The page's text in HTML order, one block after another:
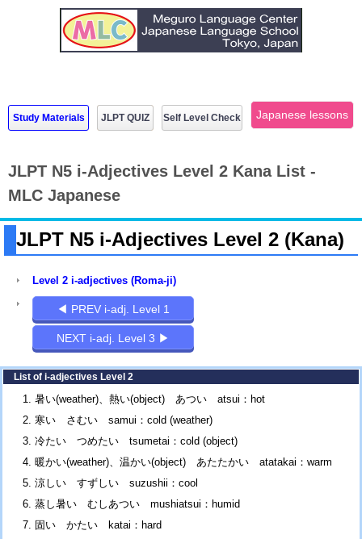
Study Materials JLPT QUIZ Self Level Check Japanese lessons
JLPT N5 i-Adjectives Level 2 Kana List -
MLC Japanese
JLPT N5 i-Adjectives Level 2 (Kana)
Level 2 i-adjectives (Roma-ji)
◀ PREV i-adj. Level 1
NEXT i-adj. Level 3 ▶
List of i-adjectives Level 2
暑い(weather)、熱い(object) あつい atsui：hot
寒い さむい samui：cold (weather)
冷たい つめたい tsumetai：cold (object)
暖かい(weather)、温かい(object) あたたかい atatakai：warm
涼しい すずしい suzushii：cool
蒸し暑い むしあつい mushiatsui：humid
固い かたい katai：hard